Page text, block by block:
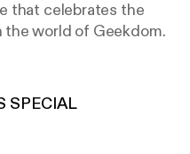
that celebrates the
the world of Geekdom.
SPECIAL